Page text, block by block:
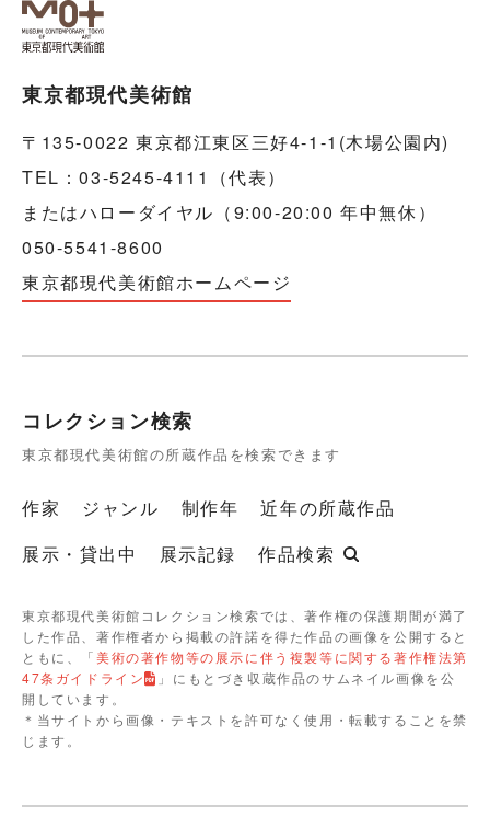
東京都現代美術館
〒135-0022 東京都江東区三好4-1-1(木場公園内)
TEL：03-5245-4111（代表）
またはハローダイヤル（9:00-20:00 年中無休）
050-5541-8600
東京都現代美術館ホームページ
コレクション検索
東京都現代美術館の所蔵作品を検索できます
作家 ジャンル 制作年
近年の所蔵作品
展示・貸出中
展示記録 作品検索
東京都現代美術館コレクション検索では、著作権の保護期間が満了
した作品、著作権者から掲載の許諾を得た作品の画像を公開すると
ともに、「美術の著作物等の展示に伴う複製等に関する著作権法第
47条ガイドライン
」にもとづき収蔵作品のサムネイル画像を公
開しています。
＊当サイトから画像・テキストを許可なく使用・転載することを禁
じます。